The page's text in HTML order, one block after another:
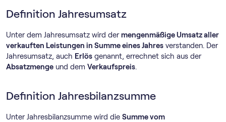
Definition Jahresumsatz
Unter dem Jahresumsatz wird dermengenmäßige Umsatz aller
verkauften Leistungen in Summe eines Jahres verstanden. Der
Jahresumsatz, auch Erlös genannt, errechnet sich aus der
Absatzmenge und dem Verkaufspreis.
Definition Jahresbilanzsumme
Unter Jahresbilanzsumme wird die Summe vom